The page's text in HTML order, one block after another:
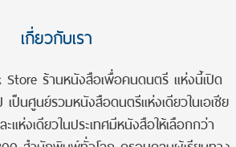
เกี่ยวกับเรา
Store ร้านหนังสือเพื่อคนดนตรี แห่งนี้เปิด
ป็นศูนย์รวมหนังสือดนตรีแห่งเดียวในเอเชีย
แห่งเดียวในประเทศมีหนังสือให้เลือกกว่า